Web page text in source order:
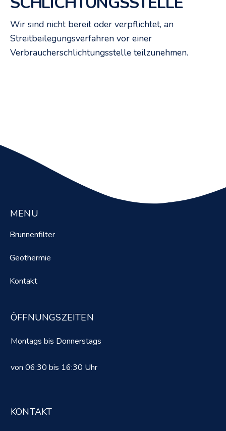
Wir sind nicht bereit oder verpflichtet, an
Streitbeilegungsverfahren vor einer
Verbraucherschlichtungsstelle teilzunehmen.
MENU
Brunnenfilter
Geothermie
Kontakt
ÖFFNUNGSZEITEN
Montags bis Donnerstags
von 06:30 bis 16:30 Uhr
KONTAKT